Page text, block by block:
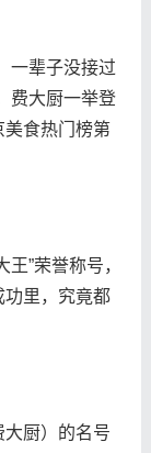
一辈子没接过
费大厨一举登
美食热门榜第
”荣誉称号，
功里，究竟都
厨）的名号